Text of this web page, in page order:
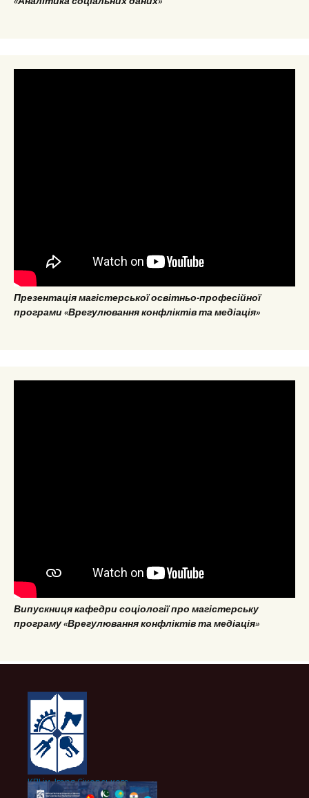
Презентація магістерської освітньо-професійної
програми «Врегулювання конфліктів та медіація»
Випускниця кафедри соціології про магістерську
програму «Врегулювання конфліктів та медіація»
КПІ ім. Ігоря Сікорського